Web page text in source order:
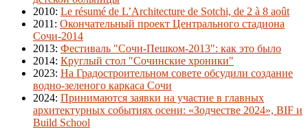
2010: Le résumé de L’Architecture de Sotchi, de 2 à 8 août
2011 : Окончательный проект Центрального стадиона
Сочи-2014
2013: Фестиваль "Сочи-Пешком-2013": как это было
2014: Круглый стол "Сочинские хроники"
2023: На Градостроительном совете обсудили создание
водно-зеленого каркаса Сочи
2024: Принимаются заявки на участие в главных
архитектурных событиях осени: «Зодчестве 2024», BIF и
Build School